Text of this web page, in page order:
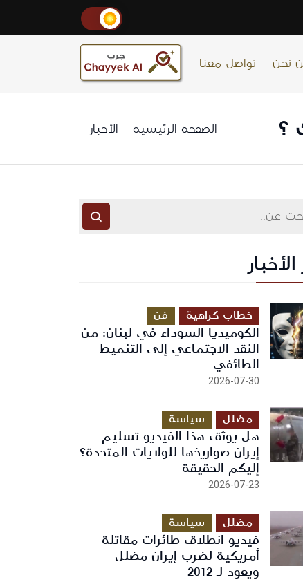
نحن تواصل معنا
؟ الصفحة الرئيسية الأخبار
الأخبار
خطاب كراهية فن
الكوميديا السوداء في لبنان: من
النقد الاجتماعي إلى التنميط
الطائفي
2026-07-30
مضلل سياسة
هل يوثق هذا الفيديو تسليم
إيران صواريخها للولايات المتحدة؟
إليكم الحقيقة
2026-07-23
مضلل سياسة
فيديو انطلاق طائرات مقاتلة
أمريكية لضرب إيران مضلل
ويعود لـ 2012